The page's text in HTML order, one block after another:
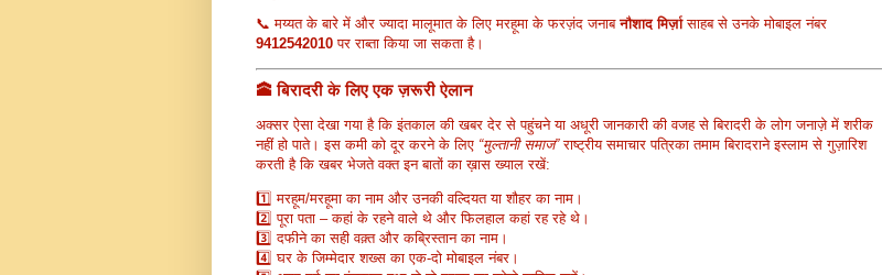
📞 मय्यत के बारे में और ज्यादा मालूमात के लिए मरहूमा के फरज़ंद जनाबनौशाद मिर्ज़ासाहब से उनके मोबाइल नंबर
9412542010 पर राब्ता किया जा सकता है।
🕋 बिरादरी के लिए एक ज़रूरी ऐलान
अक्सर ऐसा देखा गया है कि इंतकाल की खबर देर से पहुंचने या अधूरी जानकारी की वजह से बिरादरी के लोग जनाज़े में शरीक
नहीं हो पाते। इस कमी को दूर करने के लिए “मुल्तानी समाज”राष्ट्रीय समाचार पत्रिका तमाम बिरादराने इस्लाम से गुज़ारिश
करती है कि खबर भेजते वक्त इन बातों का ख़ास ख्याल रखें:
1️⃣ मरहूम/मरहूमा का नाम और उनकी वल्दियत या शौहर का नाम।
2️⃣ पूरा पता – कहां के रहने वाले थे और फिलहाल कहां रह रहे थे।
3️⃣ दफीने का सही वक़्त और कब्रिस्तान का नाम।
4️⃣ घर के जिम्मेदार शख्स का एक-दो मोबाइल नंबर।